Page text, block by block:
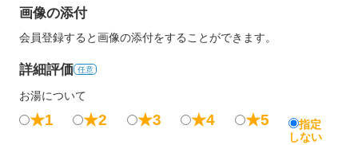
画像の添付
会員登録すると画像の添付をすることができます。
詳細評価 任意
お湯について
★1 ★2 ★3 ★4 ★5
指定
しない